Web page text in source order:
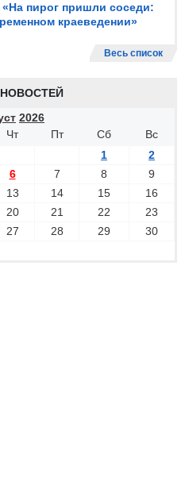
пирог пришли соседи:
краеведении»
Весь список
2026
Чт Пт Сб
Вс
1
2
6 7 8
9
13 14 15
16
20 21 22
23
27 28 29
30